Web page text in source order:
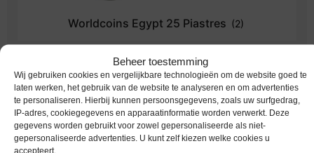
Beheer toestemming
Wij gebruiken cookies en vergelijkbare technologieën om de website goed te
laten werken, het gebruik van de website te analyseren en om advertenties
te personaliseren. Hierbij kunnen persoonsgegevens, zoals uw surfgedrag,
IP-adres, cookiegegevens en apparaatinformatie worden verwerkt. Deze
gegevens worden gebruikt voor zowel gepersonaliseerde als niet-
gepersonaliseerde advertenties. U kunt zelf kiezen welke cookies u
accepteert.
Worldcoins Egypt 25 Piastres (2)